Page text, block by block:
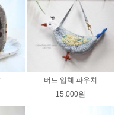
버드 입체 파우치
15,000원